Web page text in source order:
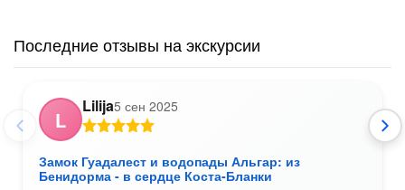
Последние отзывы на экскурсии
L
Lilija5 сен 2025
Замок Гуадалест и водопады Альгар: из
Бенидорма - в сердце Коста-Бланки